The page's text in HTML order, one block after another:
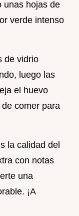
unas hojas de
verde intenso
de vidrio
luego las
el huevo
comer para
la calidad del
con notas
una
¡A